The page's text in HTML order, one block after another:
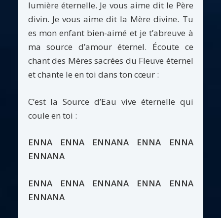
lumière éternelle. Je vous aime dit le Père
divin. Je vous aime dit la Mère divine. Tu
es mon enfant bien-aimé et je t’abreuve à
ma source d’amour éternel. Écoute ce
chant des Mères sacrées du Fleuve éternel
et chante le en toi dans ton cœur :
C’est la Source d’Eau vive éternelle qui
coule en toi :
ENNA ENNA ENNANA ENNA ENNA
ENNANA
ENNA ENNA ENNANA ENNA ENNA
ENNANA